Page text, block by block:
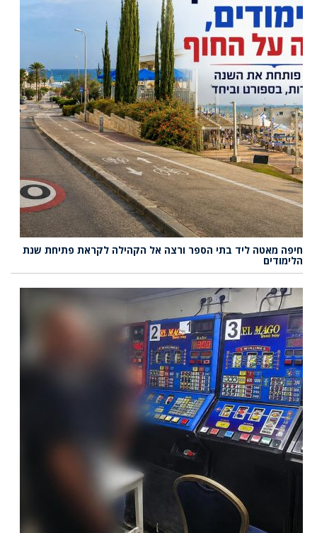
חיפה מאטה ליד בתי הספר ורצה אל הקהילה לקראת פתיחת שנת
הלימודים